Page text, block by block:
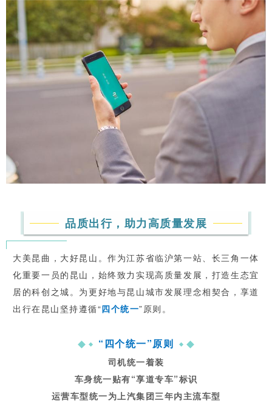
品质出行，助力高质量发展
大美昆曲，大好昆山。作为江苏省临沪第一站、长三角一体
化重要一员的昆山，始终致力实现高质量发展，打造生态宜
居的科创之城。为更好地与昆山城市发展理念相契合，享道
出行在昆山坚持遵循“四个统一”原则。
“四个统一”原则
司机统一着装
车身统一贴有“享道专车”标识
运营车型统一为上汽集团三年内主流车型